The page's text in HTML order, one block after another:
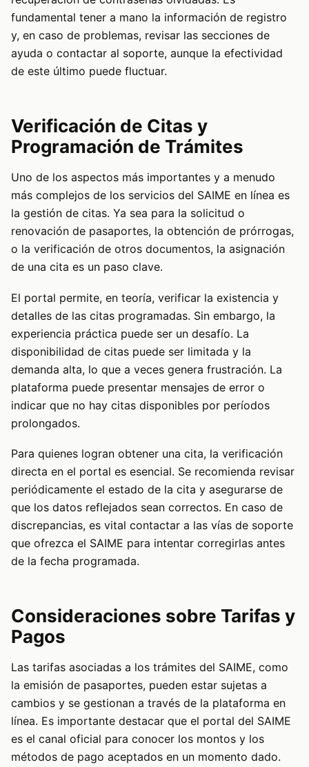
fundamental tener a mano la información de registro
y, en caso de problemas, revisar las secciones de
ayuda o contactar al soporte, aunque la efectividad
de este último puede fluctuar.
Verificación de Citas y
Programación de Trámites
Uno de los aspectos más importantes y a menudo
más complejos de los servicios del SAIME en línea es
la gestión de citas. Ya sea para la solicitud o
renovación de pasaportes, la obtención de prórrogas,
o la verificación de otros documentos, la asignación
de una cita es un paso clave.
El portal permite, en teoría, verificar la existencia y
detalles de las citas programadas. Sin embargo, la
experiencia práctica puede ser un desafío. La
disponibilidad de citas puede ser limitada y la
demanda alta, lo que a veces genera frustración. La
plataforma puede presentar mensajes de error o
indicar que no hay citas disponibles por períodos
prolongados.
Para quienes logran obtener una cita, la verificación
directa en el portal es esencial. Se recomienda revisar
periódicamente el estado de la cita y asegurarse de
que los datos reflejados sean correctos. En caso de
discrepancias, es vital contactar a las vías de soporte
que ofrezca el SAIME para intentar corregirlas antes
de la fecha programada.
Consideraciones sobre Tarifas y
Pagos
Las tarifas asociadas a los trámites del SAIME, como
la emisión de pasaportes, pueden estar sujetas a
cambios y se gestionan a través de la plataforma en
línea. Es importante destacar que el portal del SAIME
es el canal oficial para conocer los montos y los
métodos de pago aceptados en un momento dado.